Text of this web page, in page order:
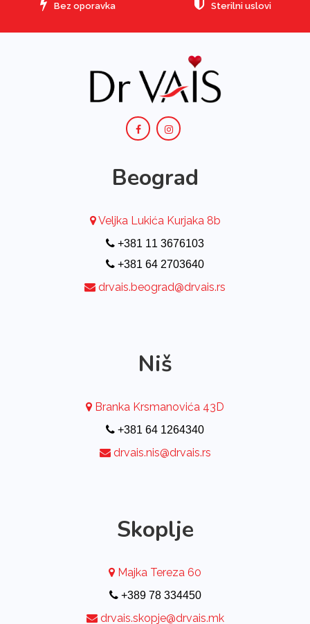
Bez oporavka Sterilni uslovi
Beograd
Veljka Lukića Kurjaka 8b
+381 11 3676103
+381 64 2703640
drvais.beograd@drvais.rs
Niš
Branka Krsmanovića 43D
+381 64 1264340
drvais.nis@drvais.rs
Skoplje
Majka Tereza 60
+389 78 334450
drvais.skopje@drvais.mk